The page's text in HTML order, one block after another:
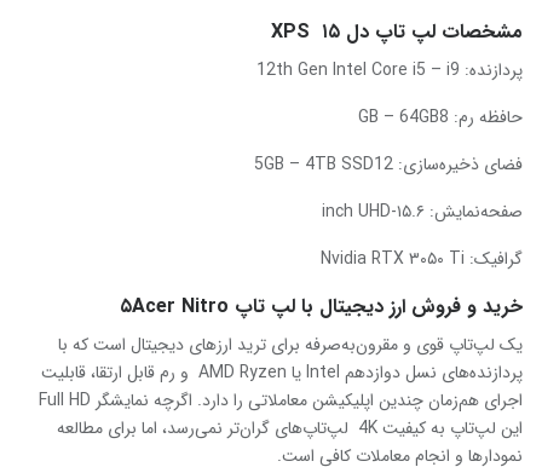
مشخصات لپ تاپ دل ۱۵ XPS
پردازنده: 12th Gen Intel Core i5 – i9
حافظه رم: GB – 64GB8
فضای ذخیره‌سازی: 5GB – 4TB SSD12
صفحه‌نمایش: ۱۵.۶-inch UHD
گرافیک: Nvidia RTX ۳۰۵۰ Ti
خرید و فروش ارز دیجیتال با لپ تاپ ۵Acer Nitro
یک لپ‌تاپ قوی و مقرون‌به‌صرفه برای ترید ارزهای دیجیتال است که با
پردازنده‌های نسل دوازدهم Intel یا AMD Ryzen و رم قابل ارتقا، قابلیت
این لپ‌تاپ به کیفیت 4K لپ‌تاپ‌های گران‌تر نمی‌رسد، اما برای مطالعه
نمودارها و انجام معاملات کافی است.